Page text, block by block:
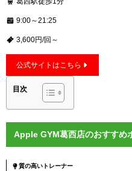
9:00～21:25
3,600円/回～
公式サイトはこちら
目次
Apple GYM葛西店のおすすめ
質の高いトレーナー